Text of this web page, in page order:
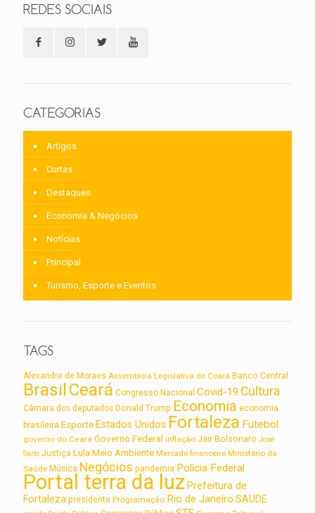
REDES SOCIAIS
CATEGORIAS
Artigos
Curtas
Destaques
Economia & Negócios
Notícias
Principal
Turismo, Esporte e Eventos
TAGS
Alexandre de Moraes Assembleia Legislativa do Ceará Banco Central
BrasilCeará Congresso Nacional Covid-19 Cultura
Câmara dos deputados Donald Trump Economia economia
brasileira Esporte Estados Unidos Fortaleza Futebol
governo do Ceará Governo Federal inflação Jair Bolsonaro José
Sarto Justiça Lula Meio Ambiente Mercado financeiro Ministério da
Saúde Música Negócios pandemia Polícia Federal
Portal terra da luz Prefeitura de
Fortaleza presidente Programação Rio de Janeiro SAUDE